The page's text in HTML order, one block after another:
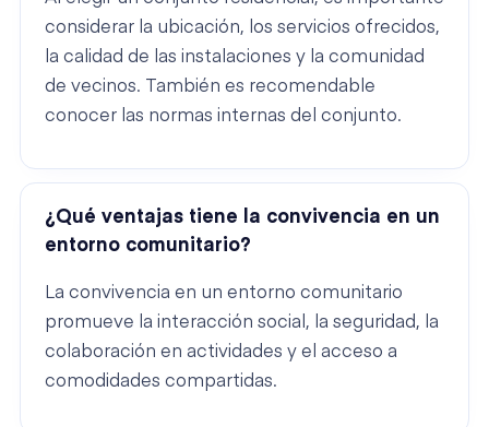
considerar la ubicación, los servicios ofrecidos,
la calidad de las instalaciones y la comunidad
de vecinos. También es recomendable
conocer las normas internas del conjunto.
¿Qué ventajas tiene la convivencia en un
entorno comunitario?
La convivencia en un entorno comunitario
promueve la interacción social, la seguridad, la
colaboración en actividades y el acceso a
comodidades compartidas.